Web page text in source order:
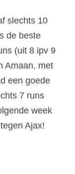
slechts 10
de beste
(uit 8 ipv 9
Amaan, met
een goede
7 runs
week
Ajax!